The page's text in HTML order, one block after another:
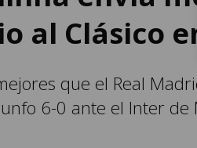
al Clásico
que el Real
6-0 ante el Inter de